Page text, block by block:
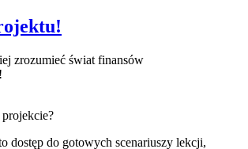
zrozumieć świat finansów
dostęp do gotowych scenariuszy lekcji,